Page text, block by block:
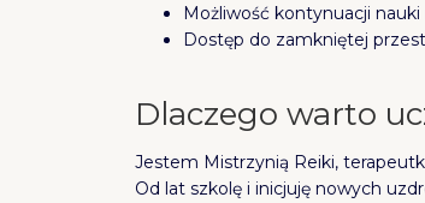
Możliwość kontynuacji
Dostęp do zamkniętej
Dlaczego warto
Jestem Mistrzynią Reiki,
Od lat szkolę i inicjuję nowych